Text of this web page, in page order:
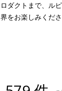
ロダクトまで、ル
界をお楽しみくださ